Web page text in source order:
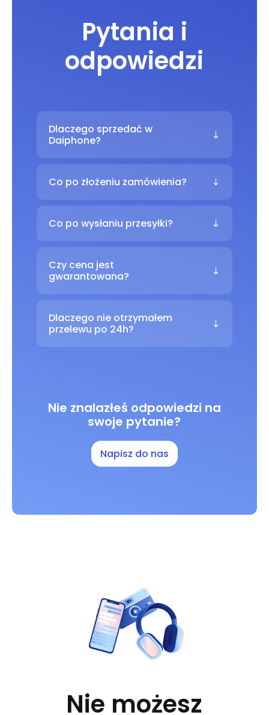
Pytania i
odpowiedzi
Dlaczego sprzedać w
Daiphone?
Co po złożeniu zamówienia?
Co po wysłaniu przesyłki?
Czy cena jest
gwarantowana?
Dlaczego nie otrzymałem
przelewu po 24h?
Nie znalazłeś odpowiedzi na
swoje pytanie?
Napisz do nas
Nie możesz